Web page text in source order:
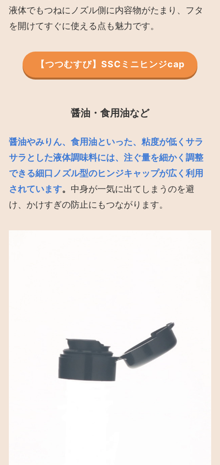
液体でもつねにノズル側に内容物がたまり、フタ
を開けてすぐに使える点も魅力です。
【つつむすび】SSCミニヒンジcap
醤油・食用油など
醤油やみりん、食用油といった、粘度が低くサラ
サラとした液体調味料には、注ぐ量を細かく調整
できる細口ノズル型のヒンジキャップが広く利用
されています。 中身が一気に出てしまうのを避
け、かけすぎの防止にもつながります。